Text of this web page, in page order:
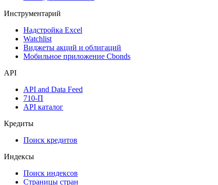
Денежный рынок
Календарь инвестора
Инструментарий
Мобильное приложение Cbonds
API
API and Data Feed
API каталог
Кредиты
Поиск кредитов